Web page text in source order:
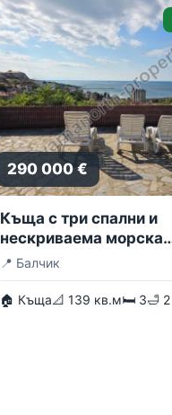
290 000 €
Къща с три спални и
нескриваема морска
панорама
📍 Балчик
🏠 Къща📐 139 кв.м🛏 3🛁 2